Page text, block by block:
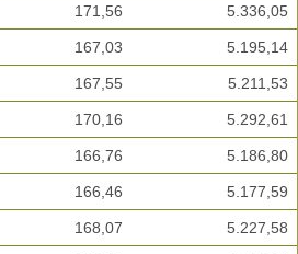
171,56 5.336,05
167,03 5.195,14
167,55 5.211,53
170,16 5.292,61
166,76 5.186,80
166,46 5.177,59
168,07 5.227,58